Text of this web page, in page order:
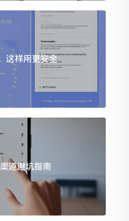
这样用更安全
道避坑指南